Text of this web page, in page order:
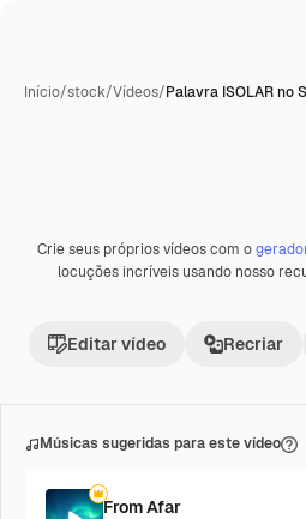
Início/stock/Vídeos/Palavra ISOLAR no
Premium
Crie seus próprios vídeos com o
locuções incríveis usando nosso
Editar vídeo Recriar
Músicas sugeridas para este vídeo
From Afar